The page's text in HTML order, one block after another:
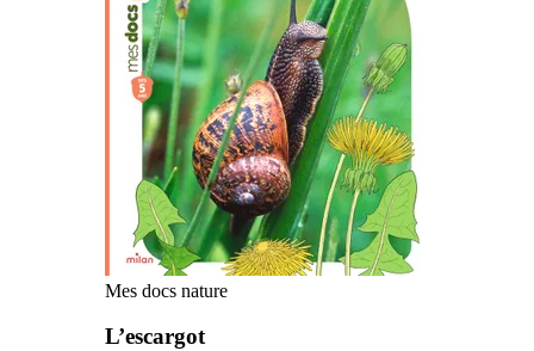
Mes docs nature
L’escargot